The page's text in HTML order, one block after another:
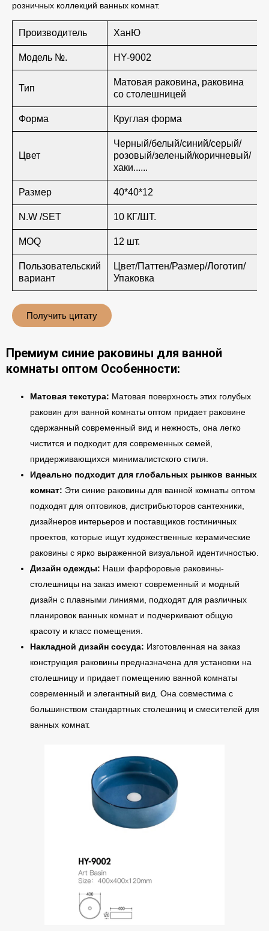
розничных коллекций ванных комнат.
Производитель ХанЮ
Модель №. HY-9002
Тип
Матовая раковина, раковина
со столешницей
Форма Круглая форма
Цвет
Черный/белый/синий/серый/
розовый/зеленый/коричневый/
хаки......
Размер 40*40*12
N.W /SET 10 КГ/ШТ.
MOQ 12 шт.
Пользовательский
вариант
Цвет/Паттен/Размер/Логотип/
Упаковка
Получить цитату
Премиум синие раковины для ванной
комнаты оптом Особенности:
Матовая текстура: Матовая поверхность этих голубых
раковин для ванной комнаты оптом придает раковине
сдержанный современный вид и нежность, она легко
чистится и подходит для современных семей,
придерживающихся минималистского стиля.
Идеально подходит для глобальных рынков ванных
комнат: Эти синие раковины для ванной комнаты оптом
подходят для оптовиков, дистрибьюторов сантехники,
дизайнеров интерьеров и поставщиков гостиничных
проектов, которые ищут художественные керамические
раковины с ярко выраженной визуальной идентичностью.
Дизайн одежды: Наши фарфоровые раковины-
столешницы на заказ имеют современный и модный
дизайн с плавными линиями, подходят для различных
планировок ванных комнат и подчеркивают общую
красоту и класс помещения.
Накладной дизайн сосуда: Изготовленная на заказ
конструкция раковины предназначена для установки на
столешницу и придает помещению ванной комнаты
современный и элегантный вид. Она совместима с
большинством стандартных столешниц и смесителей для
ванных комнат.